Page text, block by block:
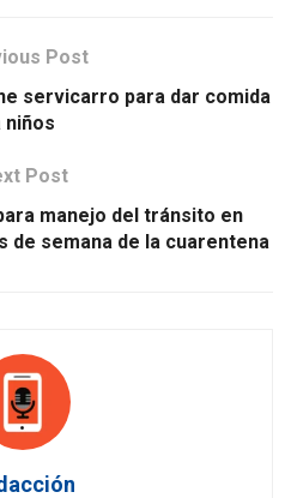
Post
servicarro para dar comida
niños
Post
manejo del tránsito en
de semana de la cuarentena